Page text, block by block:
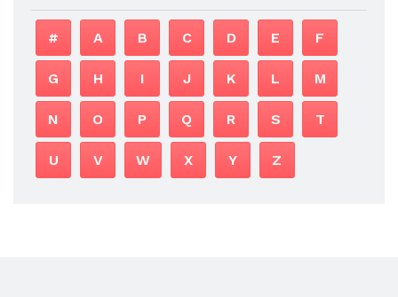
# A B C D E F
G H I J K L M
N O P Q R S T
U V W X Y Z